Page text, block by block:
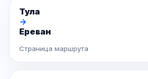
Тула
→
Ереван
Страница маршрута